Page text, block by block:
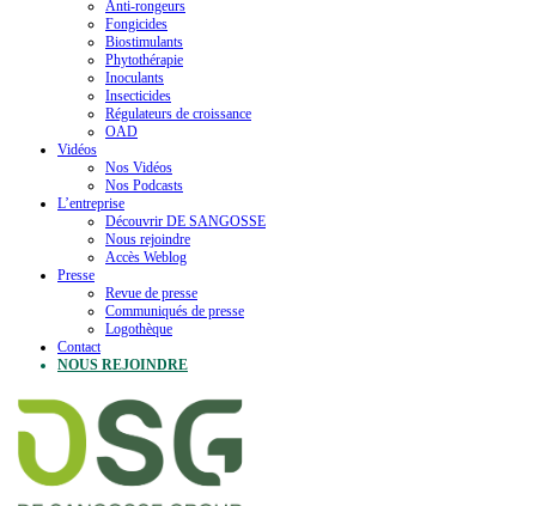
Anti-rongeurs
Fongicides
Biostimulants
Phytothérapie
Inoculants
Insecticides
Régulateurs de croissance
OAD
Vidéos
Nos Vidéos
Nos Podcasts
L’entreprise
Découvrir DE SANGOSSE
Nous rejoindre
Accès Weblog
Presse
Revue de presse
Communiqués de presse
Logothèque
Contact
NOUS REJOINDRE